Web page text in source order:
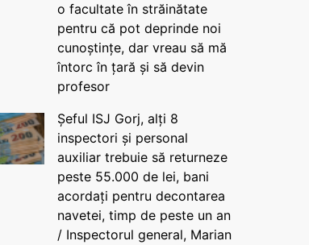
o facultate în străinătate
pentru că pot deprinde noi
cunoștințe, dar vreau să mă
întorc în țară și să devin
profesor
Șeful ISJ Gorj, alți 8
inspectori și personal
auxiliar trebuie să returneze
peste 55.000 de lei, bani
acordați pentru decontarea
navetei, timp de peste un an
/ Inspectorul general, Marian